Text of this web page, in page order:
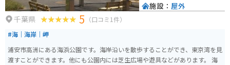
千葉県 5 （口コミ1件）
#海｜海岸｜岬
浦安市高洲にある海浜公園です。海岸沿いを散歩することができ、東京湾を見
渡すことができます。他にも公園内には芝生広場や遊具などがあります。 海
施設： 屋外